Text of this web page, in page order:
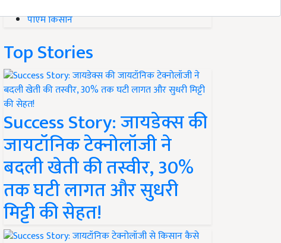
पीएम किसान
Top Stories
Success Story: जायडेक्स की
जायटॉनिक टेक्नोलॉजी ने
बदली खेती की तस्वीर, 30%
तक घटी लागत और सुधरी
मिट्टी की सेहत!